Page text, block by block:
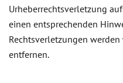
Urheberrechtsverletzung
einen entsprechenden
Rechtsverletzungen
entfernen.